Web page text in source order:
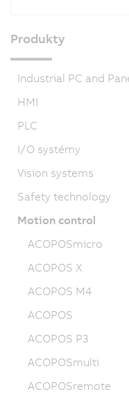
Produkty
Industrial PC and
HMI
PLC
I/O systémy
Vision systems
Safety technology
Motion control
ACOPOSmicro
ACOPOS X
ACOPOS M4
ACOPOS
ACOPOS P3
ACOPOSmulti
ACOPOSremote